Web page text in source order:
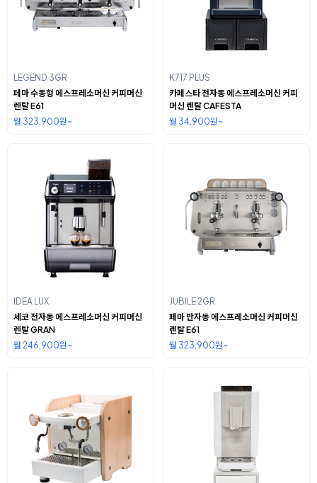
LEGEND 3GR
페마 수동형 에스프레소머신 커피머신
렌탈 E61
월 323,900원~
K717 PLUS
카페스타 전자동 에스프레소머신 커피
머신 렌탈 CAFESTA
월 34,900원~
IDEA LUX
세코 전자동 에스프레소머신 커피머신
렌탈 GRAN
월 246,900원~
JUBILE 2GR
페마 반자동 에스프레소머신 커피머신
렌탈 E61
월 323,900원~